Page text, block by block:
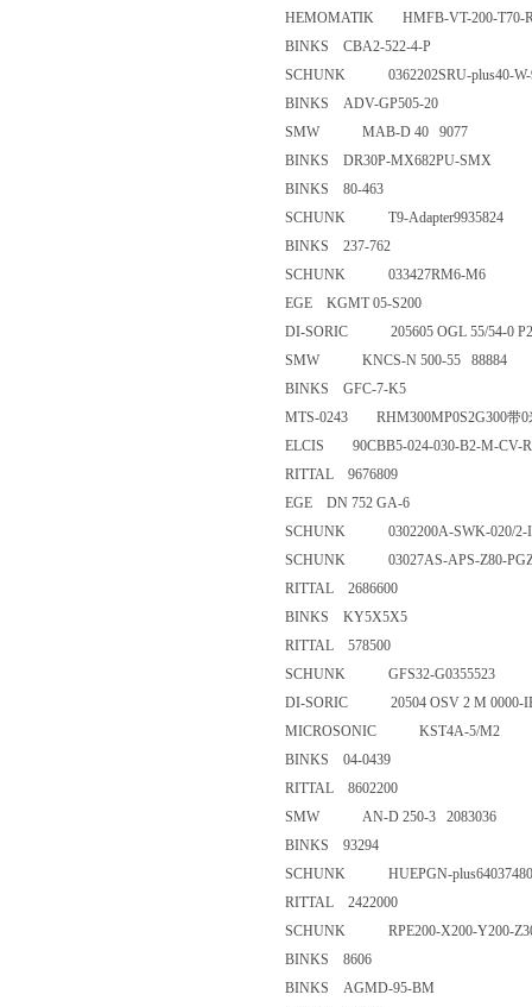
HEMOMATIK HMFB-VT-200-
BINKS CBA2-522-4-P
SCHUNK 0362202SRU-plus40-
BINKS ADV-GP505-20
SMW MAB-D 40 9077
BINKS DR30P-MX682PU-
BINKS 80-463
SCHUNK T9-Adapter9935824
BINKS 237-762
SCHUNK 033427RM6-M6
EGE KGMT 05-S200
DI-SORIC 205605 OGL 55/54-
SMW KNCS-N 500-55
BINKS GFC-7-K5
MTS-0243
ELCIS 90CBB5-024-030-B2-
RITTAL 9676809
EGE DN 752 GA-6
SCHUNK 0302200A-SWK-020/
SCHUNK 03027AS-APS-Z80-
RITTAL 2686600
BINKS KY5X5X5
RITTAL 578500
SCHUNK GFS32-G0355523
DI-SORIC 20504 OSV 2 M
MICROSONIC KST4A-5/M2
BINKS 04-0439
RITTAL 8602200
SMW AN-D 250-3 2083036
BINKS 93294
SCHUNK HUEPGN-
RITTAL 2422000
SCHUNK RPE200-X200-Y200-
BINKS 8606
BINKS AGMD-95-BM